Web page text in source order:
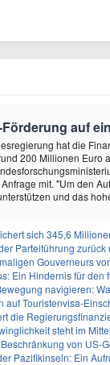
auf
hat die
200 Millionen Euro
mit. "Um den
und das
Millionen Dollar in einer
Parteiführung
von Mexiko hebt die anhaltenden
Ein Hindernis für
navigieren:
auf Touristenvisa-
im Mittelpunkt, während die
von US-
Ein Aufruf zu einer